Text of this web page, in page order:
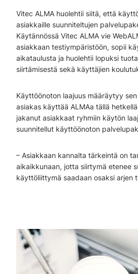
Vitec ALMA huolehtii siitä, että
asiakkaille suunniteltujen
Käytännössä Vitec ALMA vie
asiakkaan testiympäristöön, sopii
aikataulusta ja huolehtii lopuksi
siirtämisestä sekä käyttäjien
Käyttöönoton laajuus määräytyy
asiakas käyttää ALMAa tällä
jakanut asiakkaat ryhmiin käytön
suunnitellut käyttöönoton
– Asiakkaan kannalta tärkeintä on
aikaikkunaan, jotta siirtymä etenee
käyttöliittymä saadaan osaksi arjen